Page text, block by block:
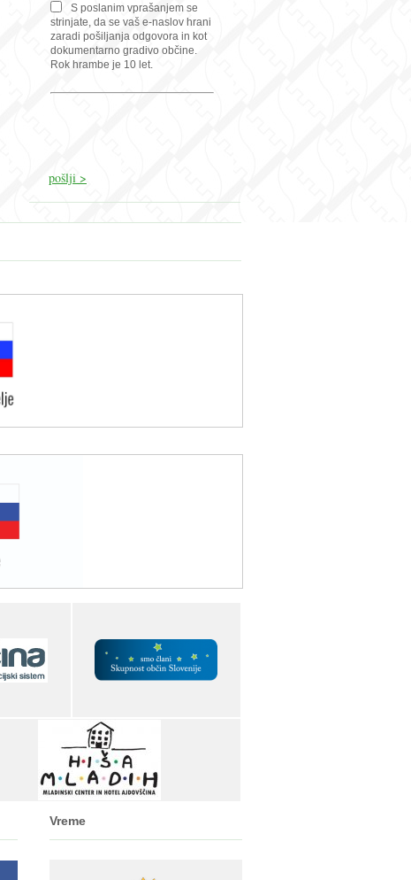
S poslanim vprašanjem se
strinjate, da se vaš e-naslov hrani
zaradi pošiljanja odgovora in kot
dokumentarno gradivo občine.
Rok hrambe je 10 let.
Vreme